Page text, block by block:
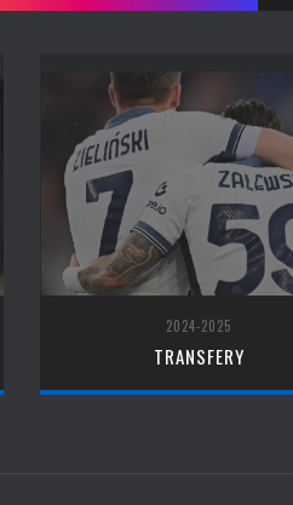
2024-2025
TRANSFERY